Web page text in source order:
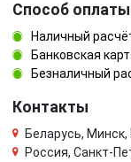
Способ оплаты
Наличный
Банковская
Безналичный
Контакты
Беларусь,
Россия, Санкт-